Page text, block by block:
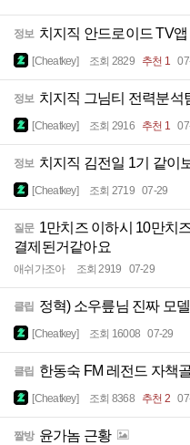
정보 치지직 안드로이드 TV앱
[Cheatkey] 조회 2829 추천 1
정보 치지직 그님티 전력분석
[Cheatkey] 조회 2916 추천 1
정보 치지직 김전일 1기 같이
[Cheatkey] 조회 2719 07-29
질문 1만치즈 이하시 10만치
결제된거같아요
애쉬가조아 조회 2919 07-29
클립 정혁) 소우릎님 진짜 모
[Cheatkey] 조회 16008 07-29
클립 한동숙 FM 레전드 자책
[Cheatkey] 조회 8368 추천 2
짤방 윤가놈 근황